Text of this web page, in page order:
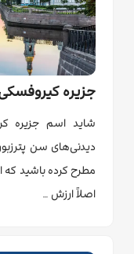
جزیره
شاید اسم جزیره
دیدنی‌های سن
مطرح کرده باشید
اصلاً ارزش …